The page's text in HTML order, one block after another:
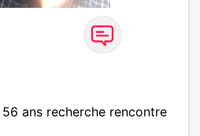
ans recherche rencontre